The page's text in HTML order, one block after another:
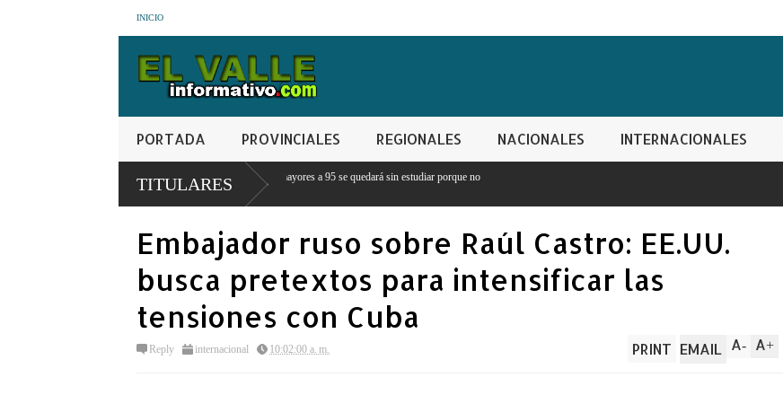
INICIO
PORTADA PROVINCIALES REGIONALES NACIONALES INTERNACIONALES
TITULARES
Ningún estudiante con notas mayores a 95 se quedará sin estudiar porque no
Embajador ruso sobre Raúl Castro: EE.UU.
busca pretextos para intensificar las
tensiones con Cuba
Reply internacional 10:02:00 a. m. A+
A-
PRINT EMAIL